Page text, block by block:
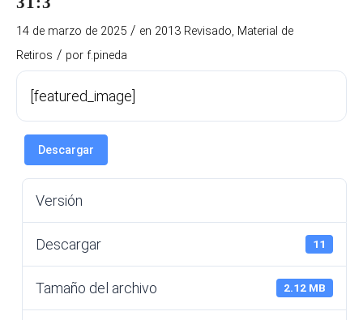
14 de marzo de 2025 / en 2013 Revisado, Material de
Retiros / por f.pineda
[featured_image]
Descargar
Versión
Descargar 11
Tamaño del archivo 2.12 MB